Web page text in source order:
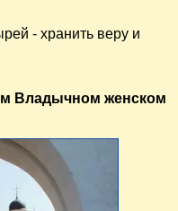
- хранить веру и
Владычном женском